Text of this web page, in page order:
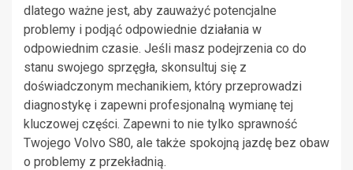
dlatego ważne jest, aby zauważyć potencjalne
problemy i podjąć odpowiednie działania w
odpowiednim czasie. Jeśli masz podejrzenia co do
stanu swojego sprzęgła, skonsultuj się z
doświadczonym mechanikiem, który przeprowadzi
diagnostykę i zapewni profesjonalną wymianę tej
kluczowej części. Zapewni to nie tylko sprawność
Twojego Volvo S80, ale także spokojną jazdę bez obaw
o problemy z przekładnią.